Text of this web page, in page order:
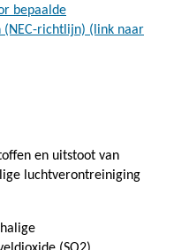
bepaalde
(NEC-richtlijn) (link naar
en uitstoot van
luchtverontreiniging